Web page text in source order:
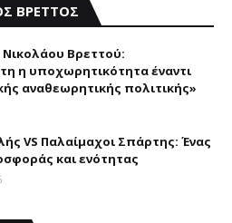
ΒΡΕΤΤΟΣ
Bρεττού:
η υποχωρητικότητα έναντι
αναθεωρητικής πολιτικής»
VS Παλαίμαχοι Σπάρτης: Ένας
και ενότητας